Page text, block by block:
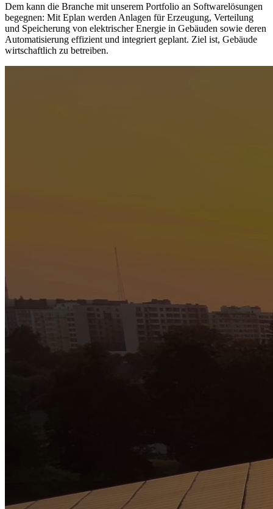
Dem kann die Branche mit unserem Portfolio an Softwarelösungen
begegnen: Mit Eplan werden Anlagen für Erzeugung, Verteilung
und Speicherung von elektrischer Energie in Gebäuden sowie deren
Automatisierung effizient und integriert geplant. Ziel ist, Gebäude
wirtschaftlich zu betreiben.